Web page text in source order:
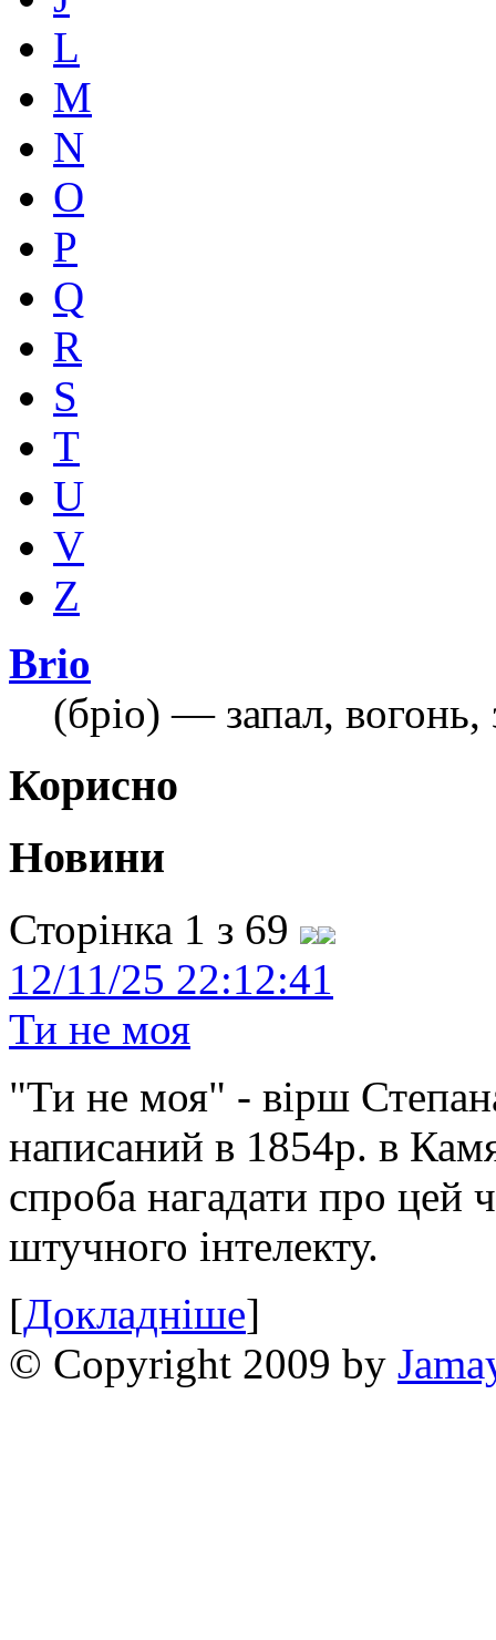
L
M
N
O
P
Q
R
S
T
U
V
Z
Brio
(бріо) — запал, вогонь,
Корисно
Новини
Сторінка 1 з 69
12/11/25 22:12:41
Ти не моя
"Ти не моя" - вірш
написаний в 1854р. в
спроба нагадати про цей
штучного інтелекту.
[Докладніше]
© Copyright 2009 by